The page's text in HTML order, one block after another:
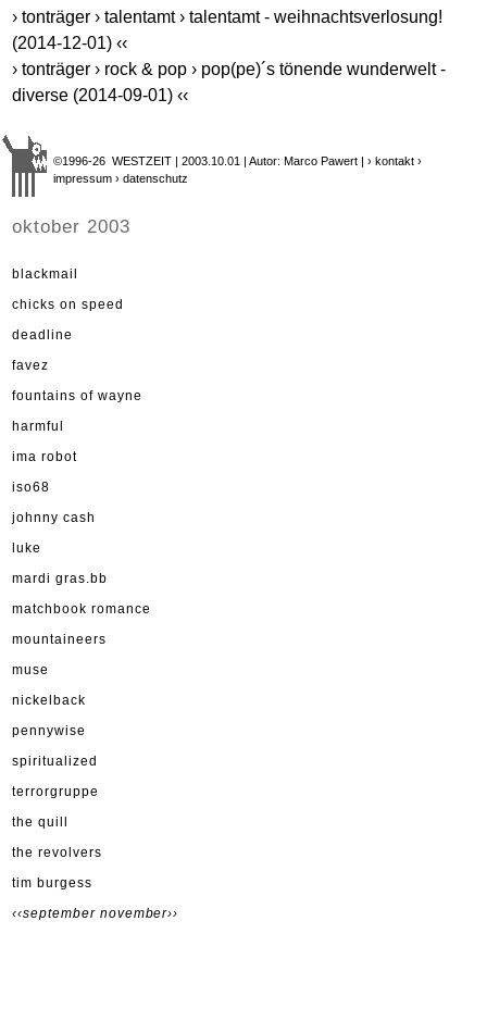
› tonträger › talentamt › talentamt - weihnachtsverlosung!
(2014-12-01) ‹‹
› tonträger › rock & pop › pop(pe)´s tönende wunderwelt -
diverse (2014-09-01) ‹‹
©1996-26 WESTZEIT | 2003.10.01 | Autor: Marco Pawert |› kontakt ›
impressum › datenschutz
oktober 2003
blackmail
chicks on speed
deadline
favez
fountains of wayne
harmful
ima robot
iso68
johnny cash
luke
mardi gras.bb
matchbook romance
mountaineers
muse
nickelback
pennywise
spiritualized
terrorgruppe
the quill
the revolvers
tim burgess
‹‹september november››